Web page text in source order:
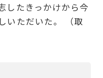
したきっかけから今
いただいた。 （取